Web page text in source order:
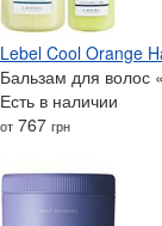
Lebel Cool Orange
Бальзам для волос
Есть в наличии
от 767 грн